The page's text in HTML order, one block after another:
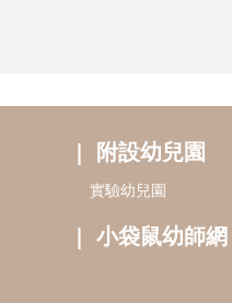
附設幼兒園
實驗幼兒園
小袋鼠幼師網